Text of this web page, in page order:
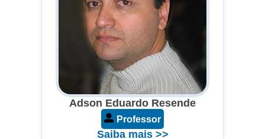
Adson Eduardo Resende
Professor
Saiba mais >>